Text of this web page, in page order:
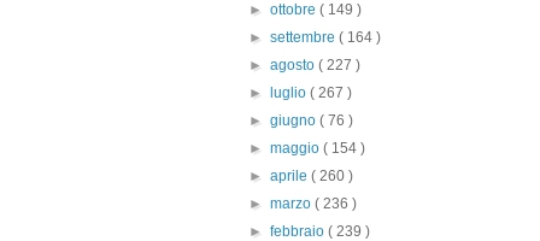
►ottobre( 149 )
►settembre( 164 )
►agosto( 227 )
►
luglio( 267 )
►giugno( 76 )
►maggio( 154 )
►aprile( 260 )
►marzo( 236 )
►febbraio( 239 )